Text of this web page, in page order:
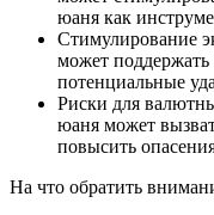
юаня как
Стимулирование
может поддержать
потенциальные
Риски для
юаня может
повысить
На что обратить